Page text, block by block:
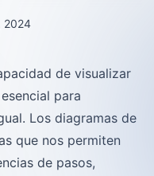
2024
de visualizar
para
Los diagramas de
que nos permiten
de pasos,